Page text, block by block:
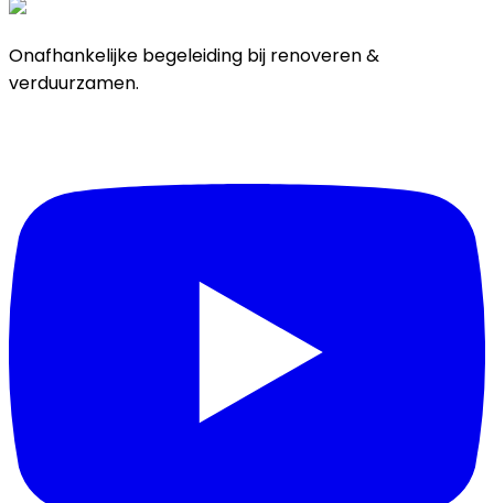
Onafhankelijke begeleiding bij renoveren &
verduurzamen.